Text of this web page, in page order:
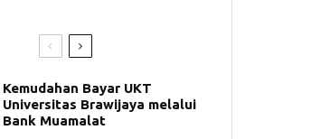
Kemudahan Bayar UKT
Universitas Brawijaya melalui
Bank Muamalat